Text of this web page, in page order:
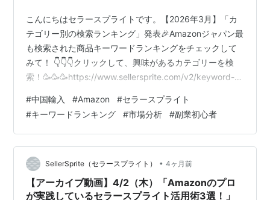
こんにちはセラースプライトです。【2026年3月】「カ
テゴリー別の検索ランキング」発表🎉Amazonジャパン最
も検索された商品キーワードランキングをチェックして
みて！ 👇👇👇クリックして、興味があるカテゴリーを検
索！🥳🥳🥳https://www.sellersprite.com/v2/keyword-
ースプライト拡張機能-ご利用ガイド ★170万人が使って
いるセラースプライトAmazonキーワード最適化、ビッグ
データを用いた商品リサーチ分析ツール日本セラーに人
気NO.1のアマゾンツール！★ ★セラースプライト
HPhttps://ww…
#中国輸入 #Amazon #セラースプライト
#キーワードランキング #市場分析 #副業初心者
SellerSprite（セラースプライト） • 4ヶ月前
【アーカイブ動画】4/2（木）「Amazonのプロ
が実践しているセラースプライト活用術3選！」